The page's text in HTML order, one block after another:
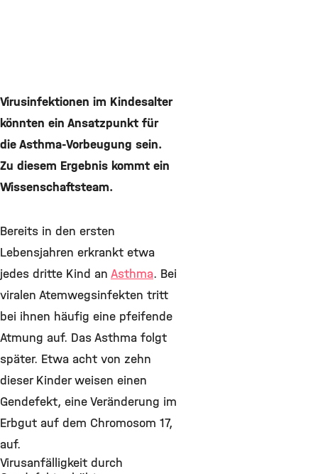
Virusinfektionen im Kindesalter
könnten ein Ansatzpunkt für
die Asthma-Vorbeugung sein.
Zu diesem Ergebnis kommt ein
Wissenschaftsteam.
Bereits in den ersten
Lebensjahren erkrankt etwa
jedes dritte Kind an Asthma. Bei
viralen Atemwegsinfekten tritt
bei ihnen häufig eine pfeifende
Atmung auf. Das Asthma folgt
später. Etwa acht von zehn
dieser Kinder weisen einen
Gendefekt, eine Veränderung im
Erbgut auf dem Chromosom 17,
auf.
Virusanfälligkeit durch